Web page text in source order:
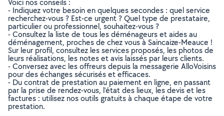
Voici nos conseils :
- Indiquez votre besoin en quelques secondes : quel service
recherchez-vous ? Est-ce urgent ? Quel type de prestataire,
particulier ou professionnel, souhaitez-vous ?
- Consultez la liste de tous les déménageurs et aides au
déménagement, proches de chez vous à Saincaize-Meauce !
Sur leur profil, consultez les services proposés, les photos de
leurs réalisations, les notes et avis laissés par leurs clients.
- Conversez avec les offreurs depuis la messagerie AlloVoisins
pour des échanges sécurisés et efficaces.
- Du contrat de prestation au paiement en ligne, en passant
par la prise de rendez-vous, l’état des lieux, les devis et les
factures : utilisez nos outils gratuits à chaque étape de votre
prestation.